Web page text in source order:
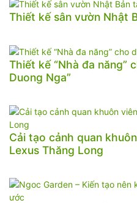
Thiết kế sân vườn Nhật
Thiết kế “Nhà đa năng”
Duong Nga”
Cải tạo cảnh quan
Lexus Thăng Long